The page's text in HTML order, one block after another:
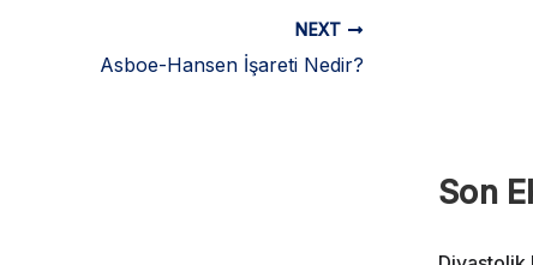
NEXT
Asboe-Hansen İşareti Nedir?
Son